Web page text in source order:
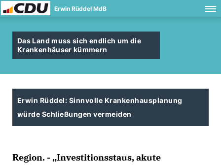
Erwin Rüddel MdB
Das Land muss sich endlich um die
Krankenhäuser kümmern
Erwin Rüddel: Sinnvolle Krankenhausplanung
würde Schließungen vermeiden
Region. - „Investitionsstaus, akute